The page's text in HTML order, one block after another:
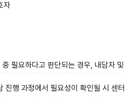
자
필요하다고 판단되는 경우, 내담자
과정에서 필요성이 확인될 시 센터